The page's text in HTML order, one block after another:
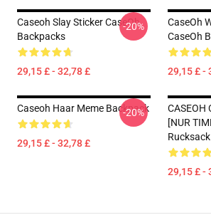
Caseoh Slay Sticker CaseOh
Backpacks
29,15 £ - 32,78 £
-20%
CaseOh
CaseOh
29,15 £ -
Caseoh Haar Meme Backpack
29,15 £ - 32,78 £
-20%
CASEOH
[NUR
Rucksack
29,15 £ -